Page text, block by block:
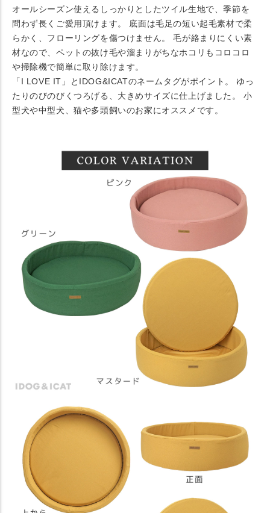
オールシーズン使えるしっかりとしたツイル生地で、季節を
問わず長くご愛用頂けます。 底面は毛足の短い起毛素材で柔
らかく、フローリングを傷つけません。 毛が絡まりにくい素
材なので、ペットの抜け毛や溜まりがちなホコリもコロコロ
や掃除機で簡単に取り除けます。
「I LOVE IT」とIDOG&ICATのネームタグがポイント。 ゆっ
たりのびのびくつろげる、大きめサイズに仕上げました。 小
型犬や中型犬、猫や多頭飼いのお家にオススメです。